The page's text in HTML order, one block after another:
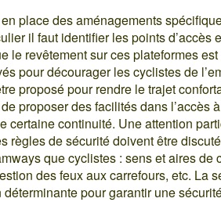
place des aménagements
il faut identifier les points d’accès
le revêtement sur ces plateformes est
pour décourager les cyclistes de
proposé pour rendre le trajet
proposer des facilités dans l’accès
certaine continuité. Une attention
règles de sécurité doivent être
que cyclistes : sens et aires de
des feux aux carrefours, etc. La
pour garantir une